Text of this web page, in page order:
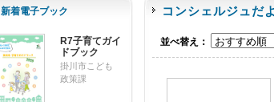
新着電子ブック
R7子育てガイ
ドブック
掛川市こども
政策課
コンシェルジュだ
並べ替え：